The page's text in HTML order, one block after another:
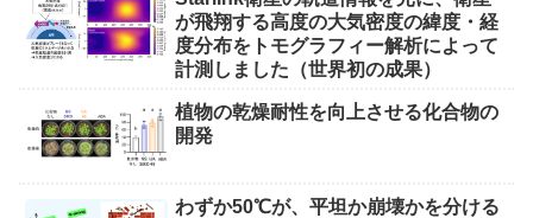
が飛翔する高度の大気密度の緯度・経
度分布をトモグラフィー解析によって
計測しました（世界初の成果）
植物の乾燥耐性を向上させる化合物の
開発
わずか50℃が、平坦か崩壊かを分ける